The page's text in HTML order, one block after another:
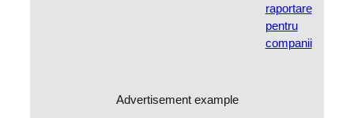
Advertisement example